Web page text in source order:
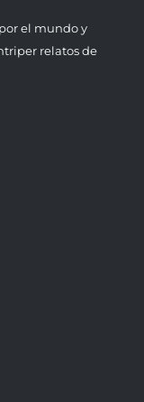
el mundo y
relatos de